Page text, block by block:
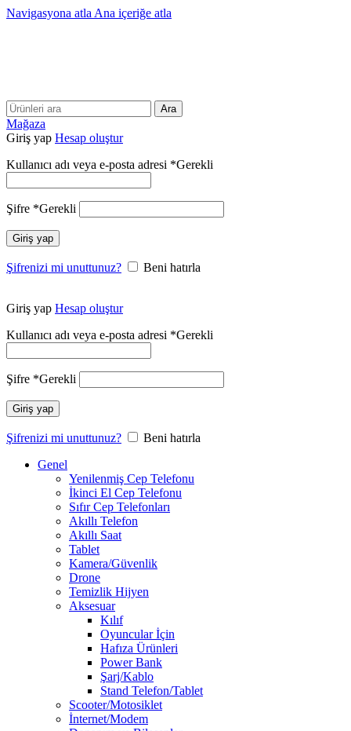
Navigasyona atla Ana içeriğe atla
Ara
Mağaza
Giriş yap Hesap oluştur
Kullanıcı adı veya e-posta adresi *Gerekli
Şifre *Gerekli
Giriş yap
Şifrenizi mi unuttunuz? Beni hatırla
Giriş yap Hesap oluştur
Kullanıcı adı veya e-posta adresi *Gerekli
Şifre *Gerekli
Giriş yap
Şifrenizi mi unuttunuz?
Beni hatırla
Genel
Yenilenmiş Cep Telefonu
İkinci El Cep Telefonu
Sıfır Cep Telefonları
Akıllı Telefon
Akıllı Saat
Tablet
Kamera/Güvenlik
Drone
Temizlik Hijyen
Aksesuar
Kılıf
Oyuncular İçin
Hafıza Ürünleri
Power Bank
Şarj/Kablo
Stand Telefon/Tablet
Scooter/Motosiklet
İnternet/Modem